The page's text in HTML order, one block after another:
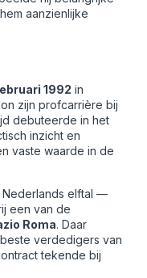
aanzienlijke
1992 in
zijn profcarrière bij
debuteerde in het
inzicht en
vaste waarde in de
Nederlands elftal —
een van de
Roma. Daar
verdedigers van
tekende bij